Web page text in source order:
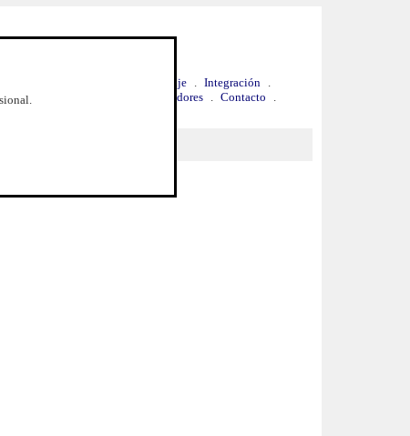
Hospedaje . Integración
.
y Contratación Distribuidores . Contacto
.